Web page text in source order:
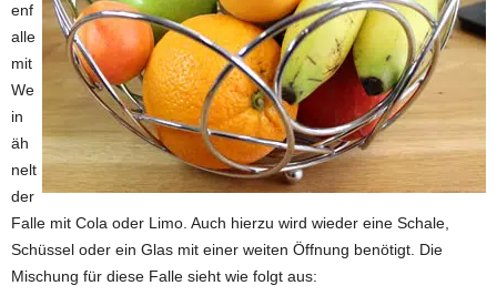
enf
alle
mit
We
in
äh
nelt
der
Falle mit Cola oder Limo. Auch hierzu wird wieder eine Schale,
Schüssel oder ein Glas mit einer weiten Öffnung benötigt. Die
Mischung für diese Falle sieht wie folgt aus: